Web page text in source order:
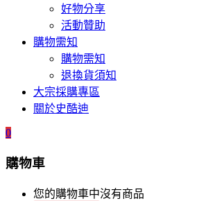
好物分享
活動贊助
購物需知
購物需知
退換貨須知
大宗採購專區
關於史酷迪
0
購物車
您的購物車中沒有商品